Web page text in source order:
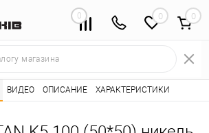
0 0
Каталог товаров ⭐ • Сердцевины
ВИДЕО ОПИСАНИЕ ХАРАКТЕРИСТИКИ